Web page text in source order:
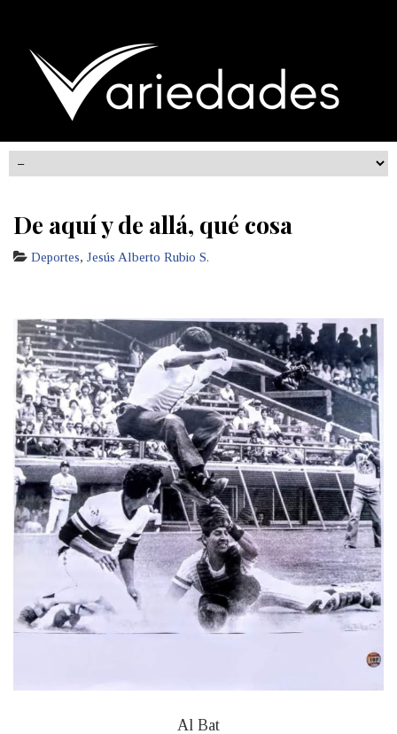
De aquí y de allá, qué cosa
Deportes, Jesús Alberto Rubio S.
Al Bat